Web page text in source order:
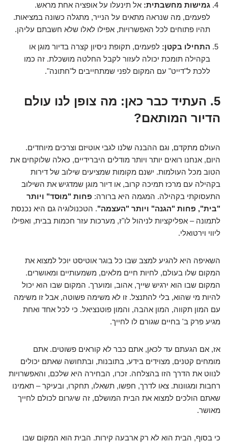
גמישות מחשבתית: אל תינעלו על אופציה אחת מראש.
לפעמים, מה שנראה מתאים על הנייר, מתגלה כשונה במציאות.
תהיו פתוחים לכל האפשרויות, אפילו לאלו שלא חשבתם עליהן.
התחילו בקטן: לפעמים, תקופת ניסיון קצרה בדיור מוגן או
בקהילה תומכת יכולה לעזור לקבל החלטה מושכלת. זה כמו
ללכת ל"דייט" עם המקום לפני שמתחייבים ל"חתונה".
5. העתיד כבר כאן: מה צופן לנו עולם
הדיור המותאם?
העולם מתקדם, וגם ההבנה שלנו לגבי אוטיזם וצרכים מיוחדים.
היום, אנחנו רואים יותר ויותר מודלים היברידיים, כאלה שלוקחים את
הטוב מכל העולמות. ישנם מקומות שמציעים שילוב של דירות
בקהילה עם מרכז תמיכה קרוב, או דיור מוגן שמדגיש את השילוב
התעסוקתי בקהילה. המגמה היא ברורה: פחות "מוסד" ויותר
"בית", פחות "הגנה" ויותר "העצמה". הטכנולוגיה גם היא נכנסת
לתמונה – אפליקציות לניהול לו"ז, מערכות עזר חכמות בבית, ואפילו
ליווי וירטואלי.
השאיפה היא להגיע למצב שבו כל בוגר אוטיסט יוכל למצוא את
המקום שלו בעולם, לחיות חיים מלאים, משמעותיים ומאושרים.
המקום שבו הוא ירגיש שייך, אהוב, ומוערך. המקום שבו הוא יכול
להיות מי שהוא, בלי להתנצל. זו לא משימה פשוטה, אבל זו משימה
עם המון תקווה, המון אהבה, והמון פוטנציאל. כי לכל אחד ואחת
מגיע פרק ב' בחיים שגורם לו לחייך.
אז, אם הגעתם עד לכאן, אתם כבר לא קוראים פשוטים. אתם
מומחים קטנים, מצוידים בידע, בתובנות, ובתחושה שאתם יכולים
לנווט את הדרך הזו בהצלחה. זכרו, הבחירה היא שלכם, והאפשרויות
רחבות ומגוונות. צאו לדרך, חפשו, תשאלו, תחקרו, ובעיקר – תאמינו
שאתם הולכים למצוא את הבית המושלם, זה שיגרום לכולם לחייך
מאושר.
כי בסוף, הבית הוא לא רק ארבעה קירות. הבית הוא המקום שבו